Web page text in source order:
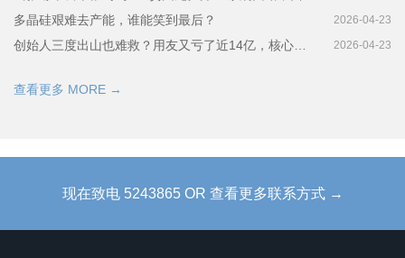
多晶硅艰难去产能，谁能笑到最后？ 2026-04-23
2026-04-23
查看更多 MORE →
现在致电 5243865 OR 查看更多联系方式 →